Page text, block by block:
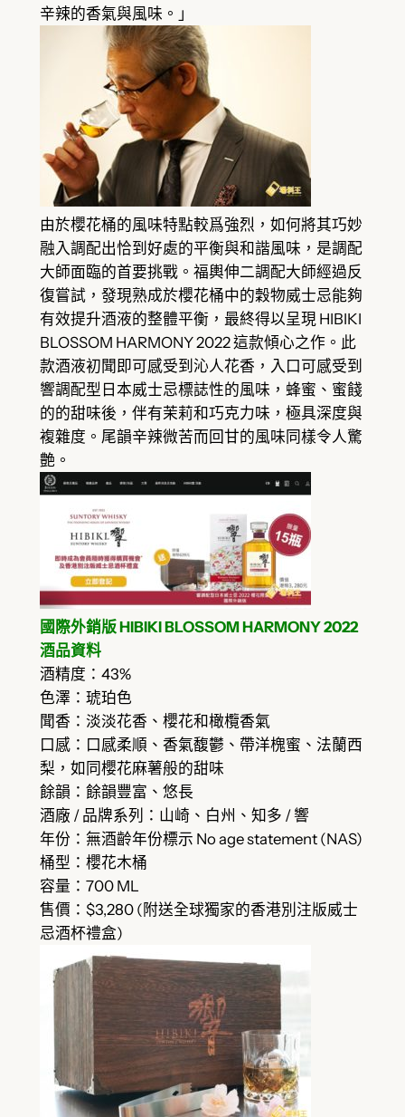
辛辣的香氣與風味。」
由於櫻花桶的風味特點較爲強烈，如何將其巧妙
融入調配出恰到好處的平衡與和諧風味，是調配
大師面臨的首要挑戰。福輿伸二調配大師經過反
復嘗試，發現熟成於櫻花桶中的穀物威士忌能夠
有效提升酒液的整體平衡，最終得以呈現 HIBIKI
BLOSSOM HARMONY 2022 這款傾心之作。此
款酒液初聞即可感受到沁人花香，入口可感受到
響調配型日本威士忌標誌性的風味，蜂蜜、蜜餞
的的甜味後，伴有茉莉和巧克力味，極具深度與
複雜度。尾韻辛辣微苦而回甘的風味同樣令人驚
艶。
國際外銷版 HIBIKI BLOSSOM HARMONY 2022
酒品資料
酒精度：43%
色澤：琥珀色
聞香：淡淡花香、櫻花和橄欖香氣
口感：口感柔順、香氣馥鬱、帶洋槐蜜、法蘭西
梨，如同櫻花麻薯般的甜味
餘韻：餘韻豐富、悠長
酒廠 / 品牌系列：山崎、白州、知多 / 響
年份：無酒齡年份標示 No age statement (NAS)
桶型：櫻花木桶
容量：700 ML
售價：$3,280 (附送全球獨家的香港別注版威士
忌酒杯禮盒)